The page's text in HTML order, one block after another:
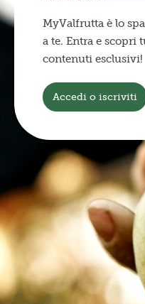
MyValfrutta è lo
a te. Entra e scopri
contenuti esclusivi!
Accedi o iscriviti